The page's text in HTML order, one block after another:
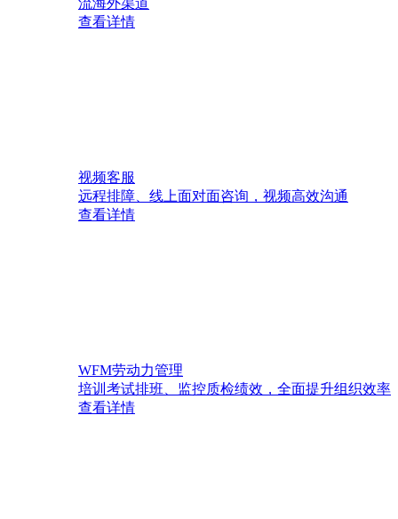
流海外渠道
查看详情
视频客服
远程排障、线上面对面咨询，视频高效沟通
查看详情
WFM劳动力管理
培训考试排班、监控质检绩效，全面提升组织效率
查看详情